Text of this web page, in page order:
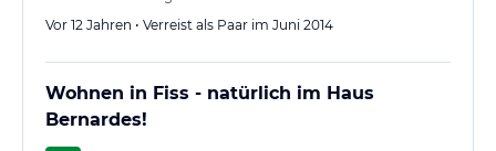
Vor 12 Jahren • Verreist als Paar im Juni 2014
Wohnen in Fiss - natürlich im Haus
Bernardes!